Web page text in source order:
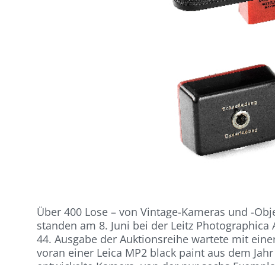
Über 400 Lose – von Vintage-Kameras und -
standen am 8. Juni bei der Leitz
44. Ausgabe der Auktionsreihe wartete mit
voran einer Leica MP2 black paint aus dem